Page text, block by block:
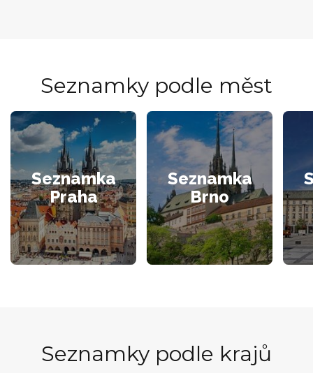
Seznamky podle měst
Seznamka
Praha
Seznamka
Brno
Seznamky podle krajů